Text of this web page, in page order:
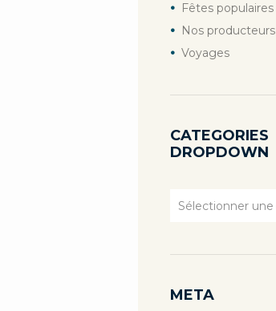
Fêtes populaires
Nos producteurs
Voyages
CATEGORIES
DROPDOWN
Categories
META